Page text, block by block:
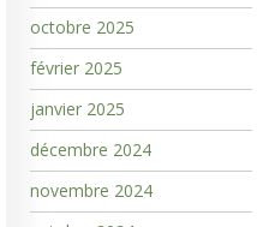
octobre 2025
février 2025
janvier 2025
décembre 2024
novembre 2024